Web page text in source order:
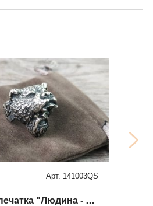
Арт. 141003QS
Срібна печатка "Людина - ведмідь"